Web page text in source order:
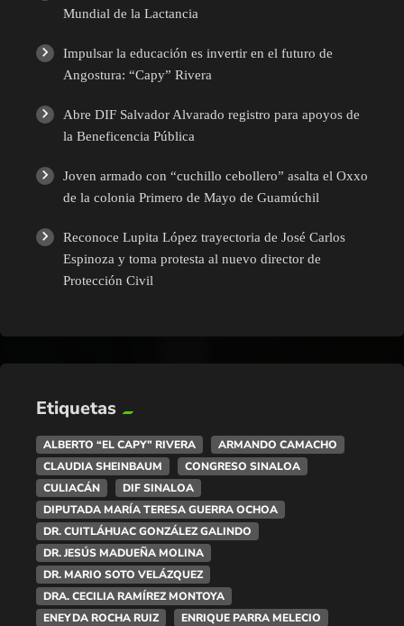
Mundial de la Lactancia
Impulsar la educación es invertir en el futuro de
Angostura: “Capy” Rivera
Abre DIF Salvador Alvarado registro para apoyos de
la Beneficencia Pública
Joven armado con “cuchillo cebollero” asalta el Oxxo
de la colonia Primero de Mayo de Guamúchil
Reconoce Lupita López trayectoria de José Carlos
Espinoza y toma protesta al nuevo director de
Protección Civil
Etiquetas
ALBERTO “EL CAPY” RIVERA
ARMANDO CAMACHO
CLAUDIA SHEINBAUM
CONGRESO SINALOA
CULIACÁN
DIF SINALOA
DIPUTADA MARÍA TERESA GUERRA OCHOA
DR. CUITLÁHUAC GONZÁLEZ GALINDO
DR. JESÚS MADUEÑA MOLINA
DR. MARIO SOTO VELÁZQUEZ
DRA. CECILIA RAMÍREZ MONTOYA
ENEYDA ROCHA RUIZ
ENRIQUE PARRA MELECIO